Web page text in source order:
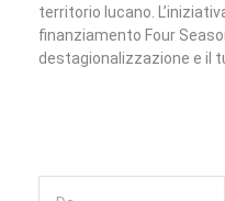
territorio lucano.
finanziamento Four
destagionalizzazione e il